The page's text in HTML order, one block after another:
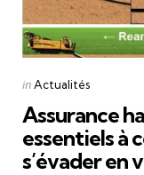
Categories
Posted
inActualités
Assurance
essentiels à
s’évader en